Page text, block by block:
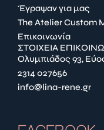
Έγραψαν για μας
The Atelier Custom
Επικοινωνία
ΣΤΟΙΧΕΙΑ
Ολυμπιάδος 93,
2314 027656
info@lina-rene.gr